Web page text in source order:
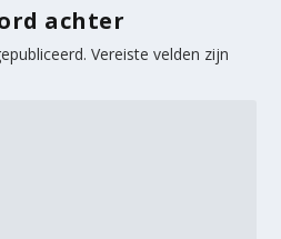
achter
Vereiste velden zijn